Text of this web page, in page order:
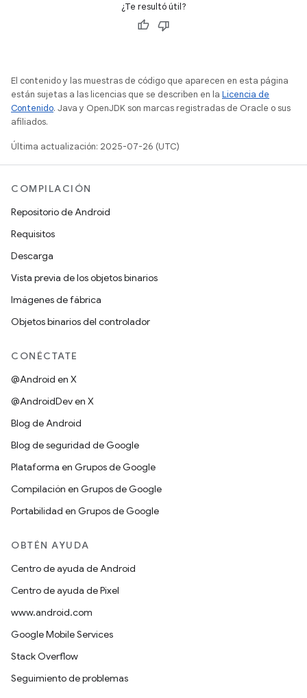
¿Te resultó útil?
El contenido y las muestras de código que aparecen en esta página
están sujetas a las licencias que se describen en la Licencia de
Contenido. Java y OpenJDK son marcas registradas de Oracle o sus
afiliados.
Última actualización: 2025-07-26 (UTC)
COMPILACIÓN
Repositorio de Android
Requisitos
Descarga
Vista previa de los objetos binarios
Imágenes de fábrica
Objetos binarios del controlador
CONÉCTATE
@Android en X
@AndroidDev en X
Blog de Android
Blog de seguridad de Google
Plataforma en Grupos de Google
Compilación en Grupos de Google
Portabilidad en Grupos de Google
OBTÉN AYUDA
Centro de ayuda de Android
Centro de ayuda de Pixel
www.android.com
Google Mobile Services
Stack Overflow
Seguimiento de problemas